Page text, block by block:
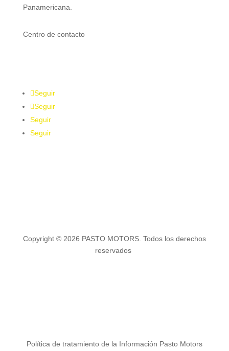
Panamericana.
Centro de contacto
Seguir
Seguir
Seguir
Seguir
Copyright © 2026 PASTO MOTORS. Todos los derechos
reservados
Política de tratamiento de la Información Pasto Motors